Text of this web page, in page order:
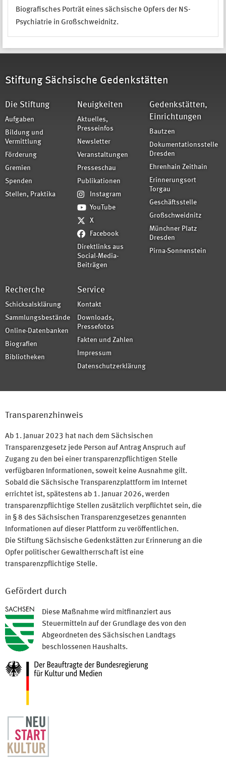
Biografisches Porträt eines sächsische Opfers der NS-
Psychiatrie in Großschweidnitz.
Stiftung Sächsische Gedenkstätten
Die Stiftung
Aufgaben
Bildung und
Vermittlung
Förderung
Gremien
Spenden
Stellen, Praktika
Neuigkeiten
Aktuelles,
Presseinfos
Newsletter
Veranstaltungen
Presseschau
Publikationen
Instagram
YouTube
X
Facebook
Direktlinks aus
Social-Media-
Beiträgen
Gedenkstätten,
Einrichtungen
Bautzen
Dokumentationsstelle
Dresden
Ehrenhain Zeithain
Erinnerungsort
Torgau
Geschäftsstelle
Großschweidnitz
Münchner Platz
Dresden
Pirna-Sonnenstein
Recherche
Schicksalsklärung
Sammlungsbestände
Online-Datenbanken
Biografien
Bibliotheken
Service
Kontakt
Downloads,
Pressefotos
Fakten und Zahlen
Impressum
Datenschutzerklärung
Transparenzhinweis
Ab 1. Januar 2023 hat nach dem Sächsischen
Transparenzgesetz jede Person auf Antrag Anspruch auf
Zugang zu den bei einer transparenzpflichtigen Stelle
verfügbaren Informationen, soweit keine Ausnahme gilt.
Sobald die Sächsische Transparenzplattform im Internet
errichtet ist, spätestens ab 1. Januar 2026, werden
transparenzpflichtige Stellen zusätzlich verpflichtet sein, die
in § 8 des Sächsischen Transparenzgesetzes genannten
Informationen auf dieser Plattform zu veröffentlichen.
Die Stiftung Sächsische Gedenkstätten zur Erinnerung an die
Opfer politischer Gewaltherrschaft ist eine
transparenzpflichtige Stelle.
Gefördert durch
Diese Maßnahme wird mitfinanziert aus
Steuermitteln auf der Grundlage des von den
Abgeordneten des Sächsischen Landtags
beschlossenen Haushalts.